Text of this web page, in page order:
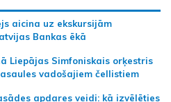
aicina uz ekskursijām
Bankas ēkā
Liepājas Simfoniskais orķestris
vadošajiem čellistiem
apdares veidi: kā izvēlēties